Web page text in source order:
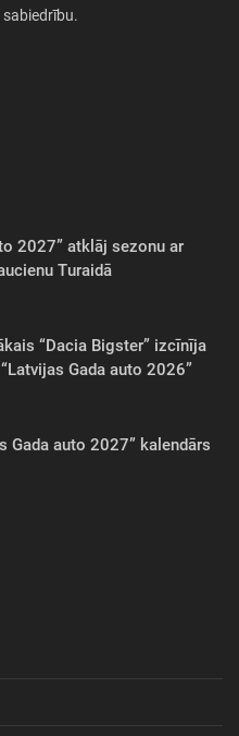
2027” atklāj sezonu ar
Turaidā
“Dacia Bigster” izcīnīja
Gada auto 2026”
Gada auto 2027” kalendārs